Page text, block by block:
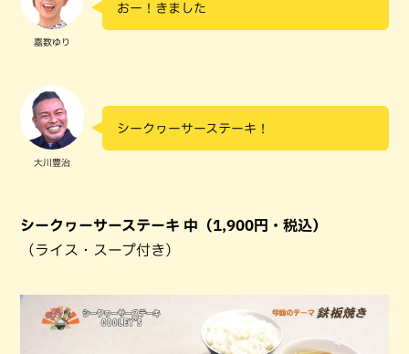
嘉数ゆり
おー！きました
大川豊治
シークヮーサーステーキ！
シークヮーサーステーキ 中（1,900円・税込）
（ライス・スープ付き）